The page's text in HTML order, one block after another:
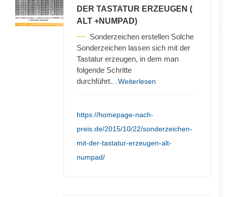
DER TASTATUR ERZEUGEN (
ALT +NUMPAD)
Sonderzeichen erstellen Solche
Sonderzeichen lassen sich mit der
Tastatur erzeugen, in dem man
folgende Schritte
durchführt. ...Weiterlesen
https://homepage-nach-
preis.de/2015/10/22/sonderzeichen-
mit-der-tastatur-erzeugen-alt-
numpad/